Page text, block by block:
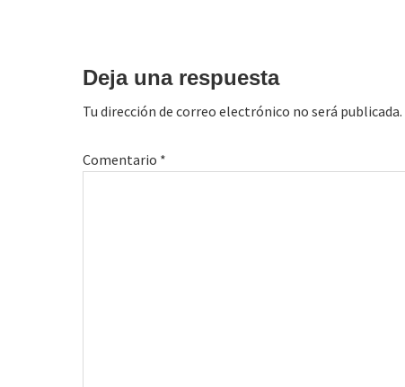
lectores
Deja una respuesta
Tu dirección de correo electrónico no será publicada.
Comentario *